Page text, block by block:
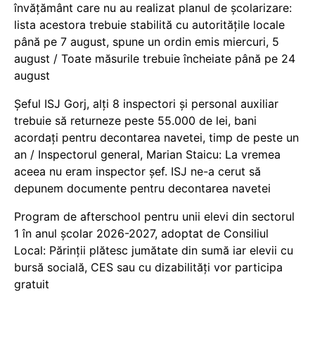
învățământ care nu au realizat planul de școlarizare:
lista acestora trebuie stabilită cu autoritățile locale
până pe 7 august, spune un ordin emis miercuri, 5
august / Toate măsurile trebuie încheiate până pe 24
august
Șeful ISJ Gorj, alți 8 inspectori și personal auxiliar
trebuie să returneze peste 55.000 de lei, bani
acordați pentru decontarea navetei, timp de peste un
an / Inspectorul general, Marian Staicu: La vremea
aceea nu eram inspector șef. ISJ ne-a cerut să
depunem documente pentru decontarea navetei
Program de afterschool pentru unii elevi din sectorul
1 în anul școlar 2026-2027, adoptat de Consiliul
Local: Părinții plătesc jumătate din sumă iar elevii cu
bursă socială, CES sau cu dizabilităţi vor participa
gratuit